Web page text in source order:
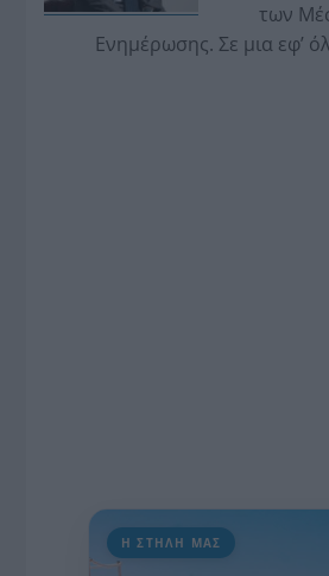
των
Ενημέρωσης. Σε μια εφ’
Η ΣΤΗΛΗ ΜΑΣ